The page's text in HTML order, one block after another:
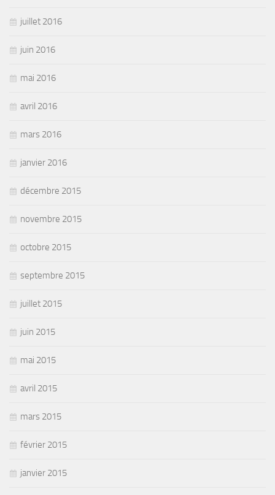
juillet 2016
juin 2016
mai 2016
avril 2016
mars 2016
janvier 2016
décembre 2015
novembre 2015
octobre 2015
septembre 2015
juillet 2015
juin 2015
mai 2015
avril 2015
mars 2015
février 2015
janvier 2015